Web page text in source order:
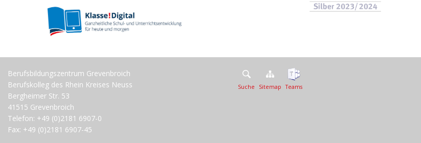
Berufsbildungszentrum Grevenbroich
Berufskolleg des Rhein Kreises Neuss
Bergheimer Str. 53
41515 Grevenbroich
Telefon: +49 (0)2181 6907-0
Fax: +49 (0)2181 6907-45
Suche Sitemap Teams